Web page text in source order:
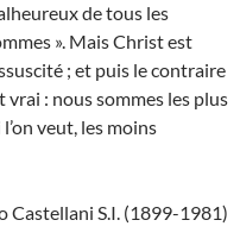
de tous les
». Mais Christ est
; et puis le contraire
vrai : nous sommes les plus
veut, les moins
Castellani S.I. (1899-1981)